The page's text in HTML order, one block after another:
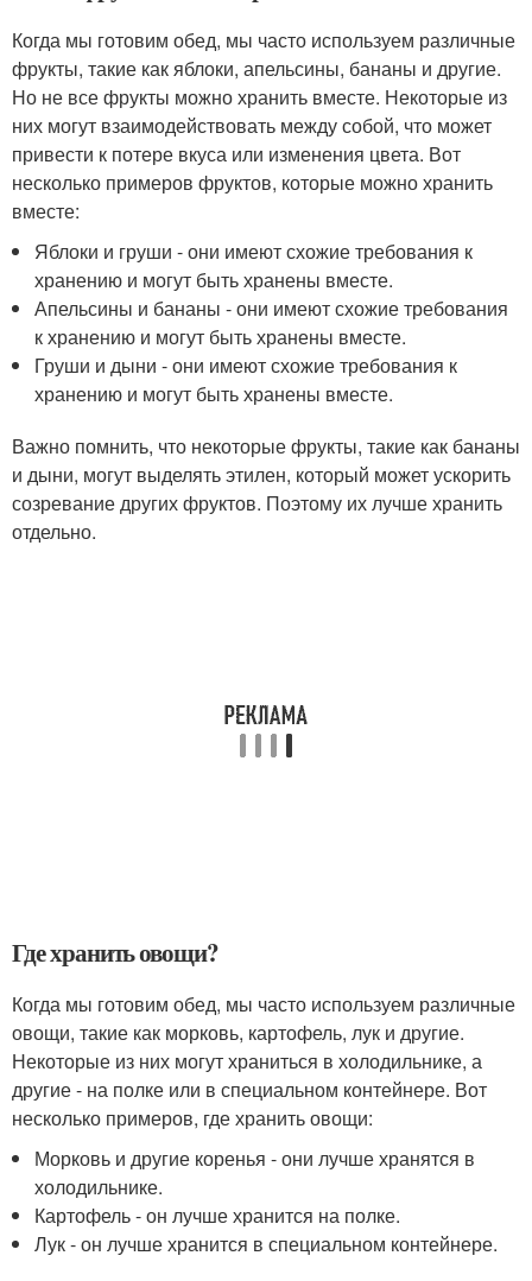
Когда мы готовим обед, мы часто используем различные
фрукты, такие как яблоки, апельсины, бананы и другие.
Но не все фрукты можно хранить вместе. Некоторые из
них могут взаимодействовать между собой, что может
привести к потере вкуса или изменения цвета. Вот
несколько примеров фруктов, которые можно хранить
вместе:
Яблоки и груши - они имеют схожие требования к
хранению и могут быть хранены вместе.
Апельсины и бананы - они имеют схожие требования
к хранению и могут быть хранены вместе.
Груши и дыни - они имеют схожие требования к
хранению и могут быть хранены вместе.
Важно помнить, что некоторые фрукты, такие как бананы
и дыни, могут выделять этилен, который может ускорить
созревание других фруктов. Поэтому их лучше хранить
отдельно.
Где хранить овощи?
Когда мы готовим обед, мы часто используем различные
овощи, такие как морковь, картофель, лук и другие.
Некоторые из них могут храниться в холодильнике, а
другие - на полке или в специальном контейнере. Вот
несколько примеров, где хранить овощи:
Морковь и другие коренья - они лучше хранятся в
холодильнике.
Картофель - он лучше хранится на полке.
Лук - он лучше хранится в специальном контейнере.